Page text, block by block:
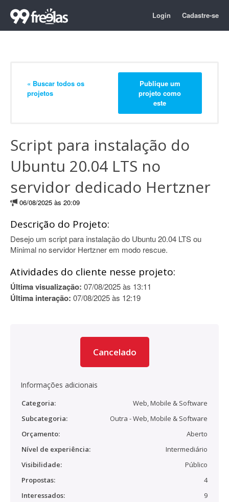
Login Cadastre-se
« Buscar todos os
projetos
Publique um
projeto como
este
Script para instalação do
Ubuntu 20.04 LTS no
servidor dedicado Hertzner
06/08/2025 às 20:09
Descrição do Projeto:
Desejo um script para instalação do Ubuntu 20.04 LTS ou
Minimal no servidor Hertzner em modo rescue.
Atividades do cliente nesse projeto:
Última visualização: 07/08/2025 às 13:11
Última interação: 07/08/2025 às 12:19
Cancelado
Informações adicionais
Categoria:
Web, Mobile & Software
Subcategoria:
Outra - Web, Mobile & Software
Orçamento:
Aberto
Nível de experiência:
Intermediário
Visibilidade:
Público
Propostas:
4
Interessados:
9